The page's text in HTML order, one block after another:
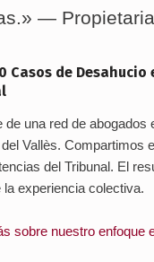
—
Casos de Desahucio
de una red de abogados
Vallès. Compartimos
del Tribunal. El
la experiencia colectiva.
sobre nuestro enfoque